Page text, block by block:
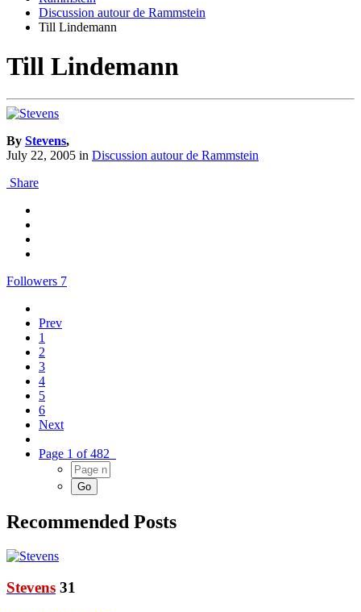
Discussion autour de Rammstein
Till Lindemann
Till Lindemann
By Stevens,
July 22, 2005 in Discussion autour de Rammstein
Share
Followers 7
Prev
1
2
3
4
5
6
Next
Page 1 of 482
Recommended Posts
Stevens 31